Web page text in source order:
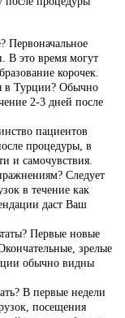
Первоначальное
В это время могут
корочек.
в Турции? Обычно
2-3 дней после
пациентов
процедуры, в
и самочувствия.
Следует
в течение как
даст Ваш
Первые новые
зрелые
обычно видны
В первые недели
посещения